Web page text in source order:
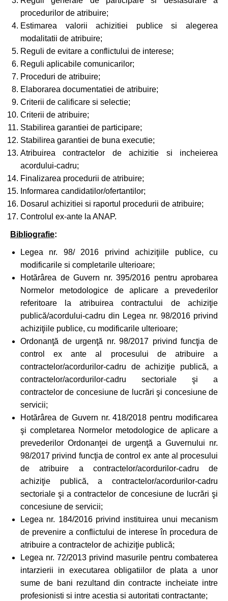
procedurilor de atribuire;
Estimarea valorii achizitiei publice si alegerea
modalitatii de atribuire;
Reguli de evitare a conflictului de interese;
Reguli aplicabile comunicarilor;
Proceduri de atribuire;
Elaborarea documentatiei de atribuire;
Criterii de calificare si selectie;
Criterii de atribuire;
Stabilirea garantiei de participare;
Stabilirea garantiei de buna executie;
Atribuirea contractelor de achizitie si incheierea
acordului-cadru;
Finalizarea procedurii de atribuire;
Informarea candidatilor/ofertantilor;
Dosarul achizitiei si raportul procedurii de atribuire;
Controlul ex-ante la ANAP.
Bibliografie:
Legea nr. 98/ 2016 privind achiziţiile publice, cu
modificarile si completarile ulterioare;
Hotărârea de Guvern nr. 395/2016 pentru aprobarea
Normelor metodologice de aplicare a prevederilor
referitoare la atribuirea contractului de achiziţie
publică/acordului-cadru din Legea nr. 98/2016 privind
achiziţiile publice, cu modificarile ulterioare;
Ordonanţă de urgenţă nr. 98/2017 privind funcţia de
control ex ante al procesului de atribuire a
contractelor/acordurilor-cadru de achiziţie publică, a
contractelor/acordurilor-cadru sectoriale şi a
contractelor de concesiune de lucrări şi concesiune de
servicii;
Hotărârea de Guvern nr. 418/2018 pentru modificarea
şi completarea Normelor metodologice de aplicare a
prevederilor Ordonanţei de urgenţă a Guvernului nr.
98/2017 privind funcţia de control ex ante al procesului
de atribuire a contractelor/acordurilor-cadru de
achiziţie publică, a contractelor/acordurilor-cadru
sectoriale şi a contractelor de concesiune de lucrări şi
concesiune de servicii;
Legea nr. 184/2016 privind instituirea unui mecanism
de prevenire a conflictului de interese în procedura de
atribuire a contractelor de achiziţie publică;
Legea nr. 72/2013 privind masurile pentru combaterea
intarzierii in executarea obligatiilor de plata a unor
sume de bani rezultand din contracte incheiate intre
profesionisti si intre acestia si autoritati contractante;